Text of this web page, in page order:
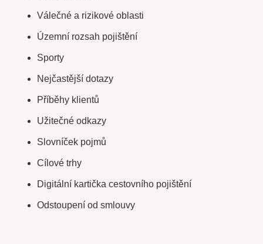
Válečné a rizikové oblasti
Územní rozsah pojištění
Sporty
Nejčastější dotazy
Příběhy klientů
Užitečné odkazy
Slovníček pojmů
Cílové trhy
Digitální kartička cestovního pojištění
Odstoupení od smlouvy